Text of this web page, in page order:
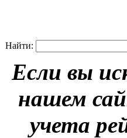
Найти:
Если вы
нашем
учета